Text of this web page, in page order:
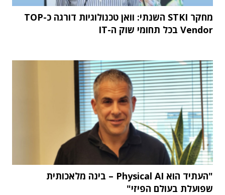
מחקר STKI השנתי: וואן טכנולוגיות דורגה כ-TOP
Vendor בכל תחומי שוק ה-IT
"העתיד הוא Physical AI – בינה מלאכותית
שפועלת בעולם הפיזי"